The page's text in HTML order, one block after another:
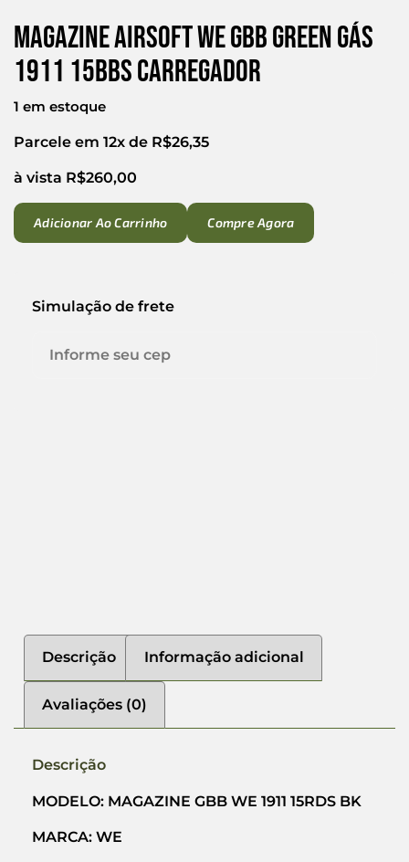
Magazine Airsoft We Gbb Green Gás
1911 15bbs Carregador
1 em estoque
Parcele em 12x de R$26,35
à vista R$260,00
Adicionar Ao Carrinho Compre Agora
Simulação de frete
Descrição Informação adicional
Avaliações (0)
Descrição
MODELO: MAGAZINE GBB WE 1911 15RDS BK
MARCA: WE